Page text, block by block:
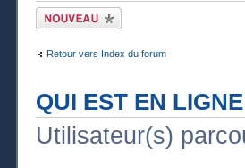
Publier un nouveau
sujet
Retour vers Index du forum
QUI EST EN
Utilisateur(s)